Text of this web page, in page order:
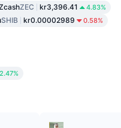
ZEC kr3,396.41 4.83%
SHIB kr0.00002989 0.58%
2.47%